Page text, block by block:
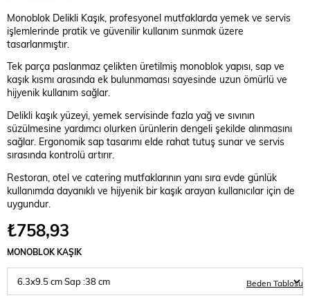
Monoblok Delikli Kaşık, profesyonel mutfaklarda yemek ve servis
işlemlerinde pratik ve güvenilir kullanım sunmak üzere
tasarlanmıştır.
Tek parça paslanmaz çelikten üretilmiş monoblok yapısı, sap ve
kaşık kısmı arasında ek bulunmaması sayesinde uzun ömürlü ve
hijyenik kullanım sağlar.
Delikli kaşık yüzeyi, yemek servisinde fazla yağ ve sıvının
süzülmesine yardımcı olurken ürünlerin dengeli şekilde alınmasını
sağlar. Ergonomik sap tasarımı elde rahat tutuş sunar ve servis
sırasında kontrolü artırır.
Restoran, otel ve catering mutfaklarının yanı sıra evde günlük
kullanımda dayanıklı ve hijyenik bir kaşık arayan kullanıcılar için de
uygundur.
₺758,93
MONOBLOK KAŞIK
Beden Tablosu